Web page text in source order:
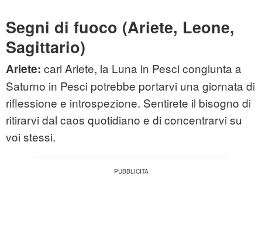
Segni di fuoco (Ariete, Leone,
Sagittario)
Ariete: cari Ariete, la Luna in Pesci congiunta a
Saturno in Pesci potrebbe portarvi una giornata di
riflessione e introspezione. Sentirete il bisogno di
ritirarvi dal caos quotidiano e di concentrarvi su
voi stessi.